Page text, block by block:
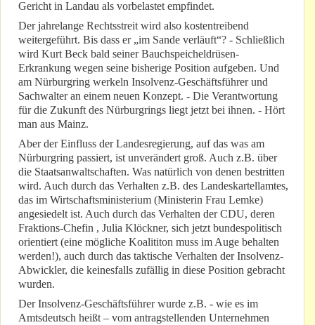
Gericht in Landau als vorbelastet empfindet.
Der jahrelange Rechtsstreit wird also kostentreibend
weitergeführt. Bis dass er „im Sande verläuft“? - Schließlich
wird Kurt Beck bald seiner Bauchspeicheldrüsen-
Erkrankung wegen seine bisherige Position aufgeben. Und
am Nürburgring werkeln Insolvenz-Geschäftsführer und
Sachwalter an einem neuen Konzept. - Die Verantwortung
für die Zukunft des Nürburgrings liegt jetzt bei ihnen. - Hört
man aus Mainz.
Aber der Einfluss der Landesregierung, auf das was am
Nürburgring passiert, ist unverändert groß. Auch z.B. über
die Staatsanwaltschaften. Was natürlich von denen bestritten
wird. Auch durch das Verhalten z.B. des Landeskartellamtes,
das im Wirtschaftsministerium (Ministerin Frau Lemke)
angesiedelt ist. Auch durch das Verhalten der CDU, deren
Fraktions-Chefin , Julia Klöckner, sich jetzt bundespolitisch
orientiert (eine mögliche Koalititon muss im Auge behalten
werden!), auch durch das taktische Verhalten der Insolvenz-
Abwickler, die keinesfalls zufällig in diese Position gebracht
wurden.
Der Insolvenz-Geschäftsführer wurde z.B. - wie es im
Amtsdeutsch heißt – vom antragstellenden Unternehmen